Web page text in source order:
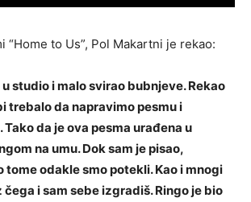
“Home to Us”, Pol Makartni je rekao:
studio i malo svirao bubnjeve. Rekao
trebalo da napravimo pesmu i
Tako da je ova pesma urađena u
na umu. Dok sam je pisao,
tome odakle smo potekli. Kao i mnogi
i sam sebe izgradiš. Ringo je bio